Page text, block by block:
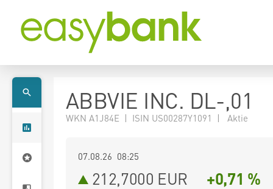
ABBVIE INC. DL-,01
WKN A1J84E | ISIN US00287Y1091 | Aktie
07.08.26 08:25
212,7000 EUR
+0,71 %